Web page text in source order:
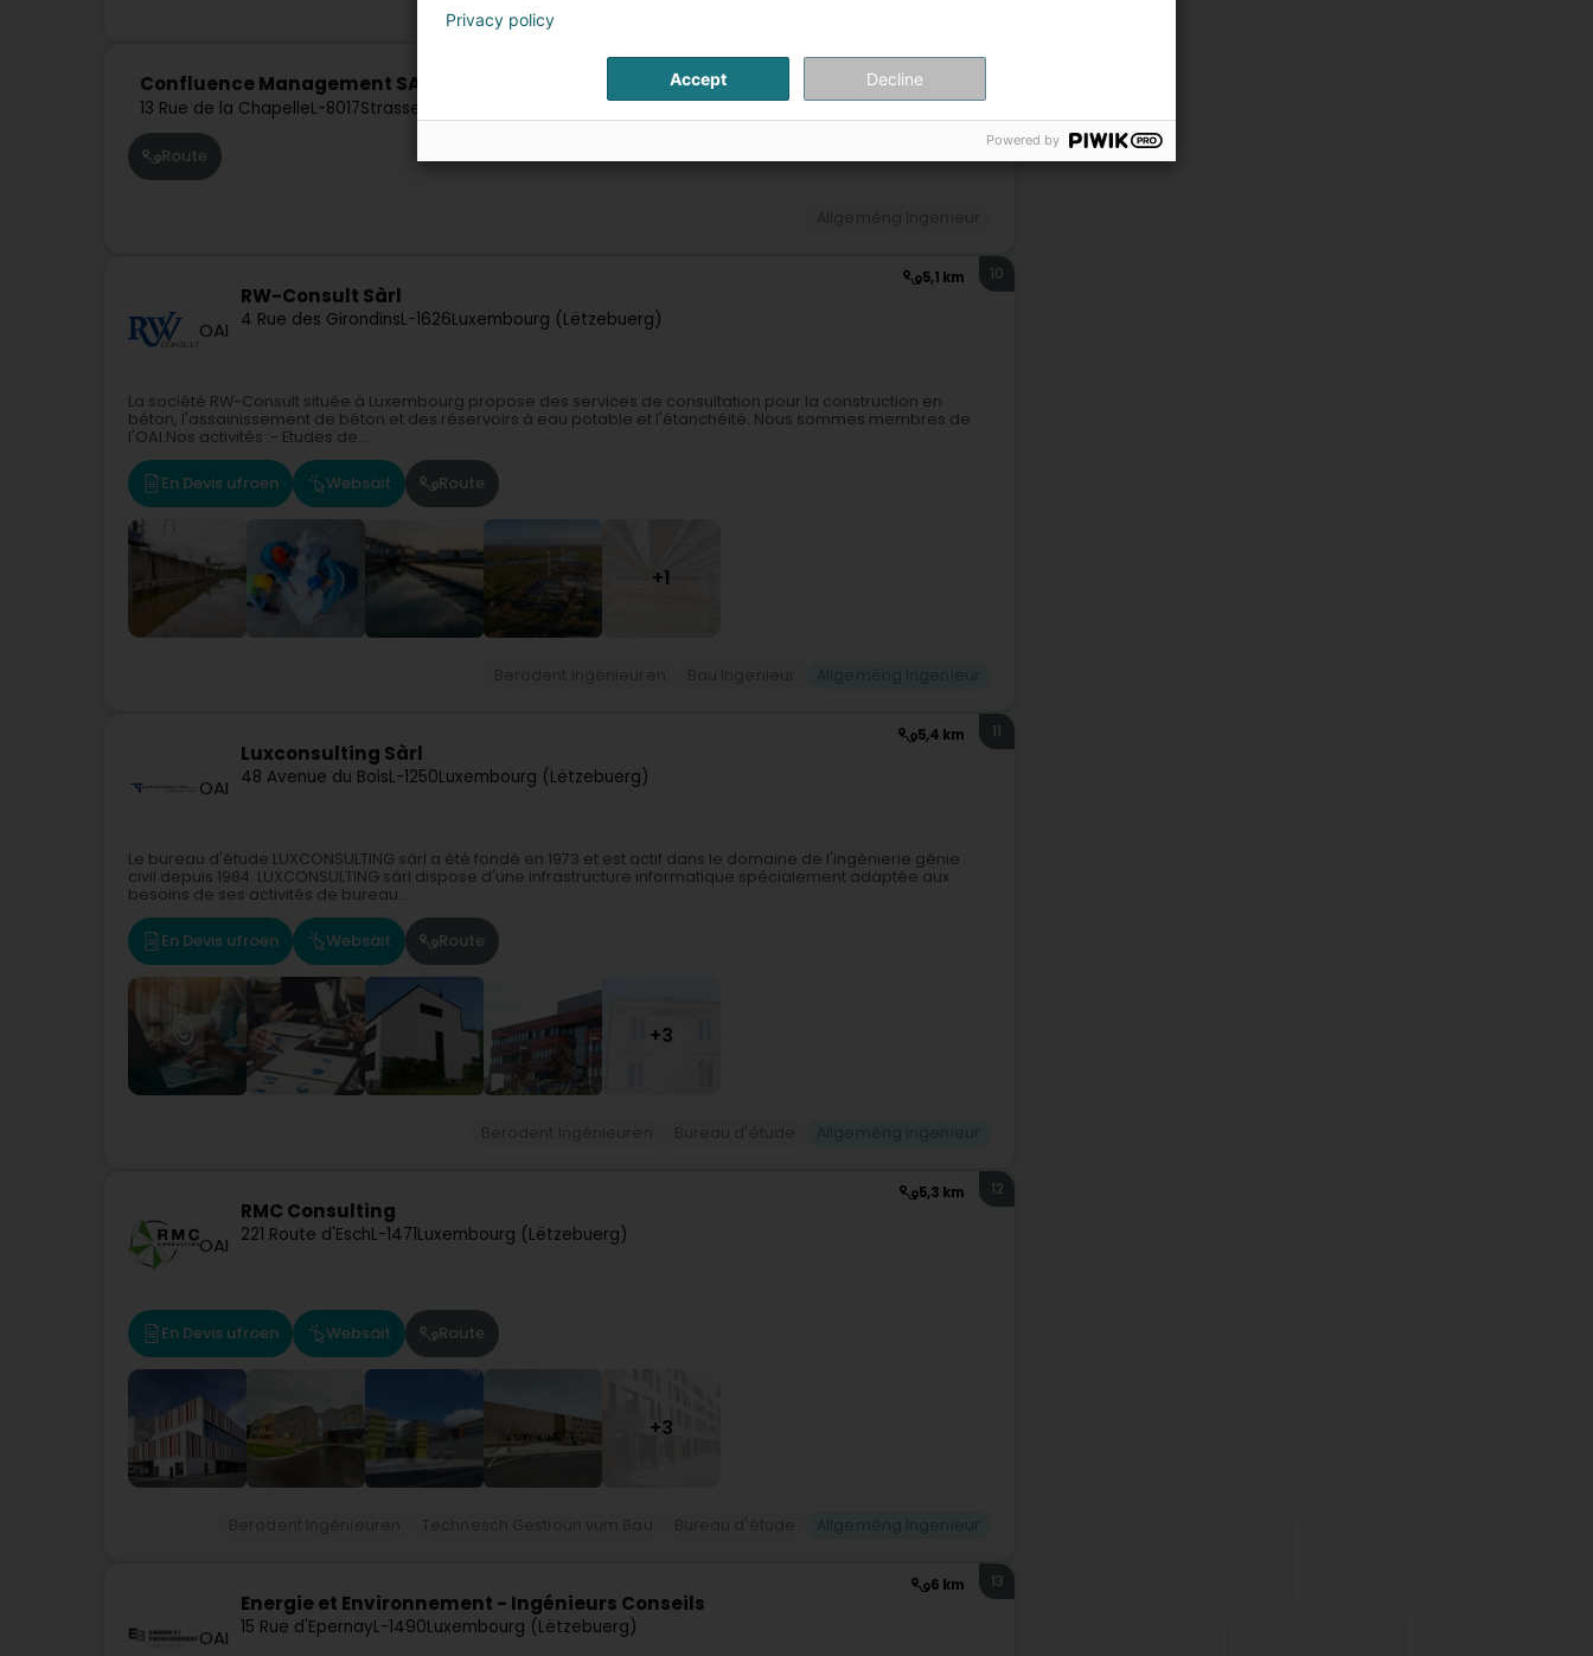
Confluence Management SARLS
13 Rue de la ChapelleL-8017Strassen (Stroossen)
Route
5,1 km
OAI
RW-Consult Sàrl
4 Rue des GirondinsL-1626Luxembourg (Lëtzebuerg)
10
La société RW-Consult située à Luxembourg propose des services de consultation pour la construction en
béton, l'assainissement de béton et des réservoirs à eau potable et l'étanchéité. Nous sommes membres de
l'OAI.Nos activités :- Etudes de...
En Devis ufroen Websäit Route
+1
5,4 km
OAI
Luxconsulting Sàrl
48 Avenue du BoisL-1250Luxembourg (Lëtzebuerg)
11
Le bureau d'étude LUXCONSULTING sàrl a été fondé en 1973 et est actif dans le domaine de l'ingénierie génie
civil depuis 1984. LUXCONSULTING sàrl dispose d'une infrastructure informatique spécialement adaptée aux
besoins de ses activités de bureau...
En Devis ufroen Websäit Route
+3
5,3 km
OAI
RMC Consulting
221 Route d'EschL-1471Luxembourg (Lëtzebuerg)
12
En Devis ufroen Websäit Route
+3
6 km
OAI
Energie et Environnement - Ingénieurs Conseils
15 Rue d'EpernayL-1490Luxembourg (Lëtzebuerg)
13
Privacy policy
Accept Decline
Powered by